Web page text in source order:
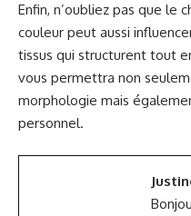
Enfin, n’oubliez pas que le
couleur peut aussi
tissus qui structurent tout
vous permettra non
morphologie mais
personnel.